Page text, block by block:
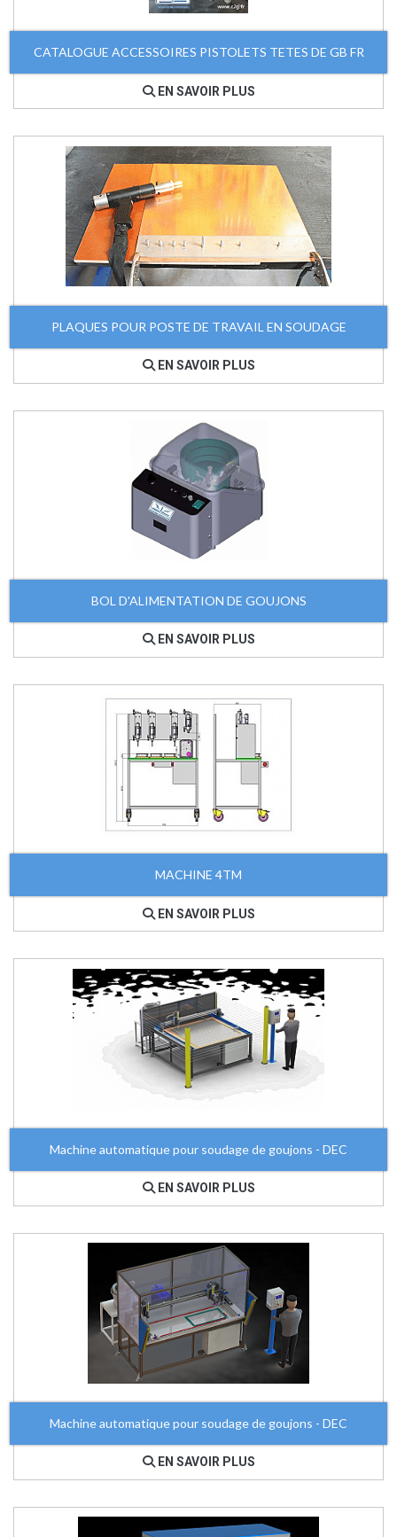
CATALOGUE ACCESSOIRES PISTOLETS TETES DE GB FR
EN SAVOIR PLUS
PLAQUES POUR POSTE DE TRAVAIL EN SOUDAGE
EN SAVOIR PLUS
BOL D'ALIMENTATION DE GOUJONS
EN SAVOIR PLUS
MACHINE 4TM
EN SAVOIR PLUS
Machine automatique pour soudage de goujons - DEC
EN SAVOIR PLUS
Machine automatique pour soudage de goujons - DEC
EN SAVOIR PLUS